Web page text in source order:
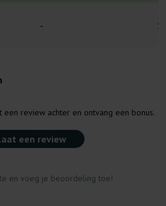
-
een review achter en ontvang een bonus.
een review
en voeg je beoordeling toe!